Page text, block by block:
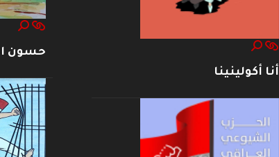
أنا أكولينينا
حسون